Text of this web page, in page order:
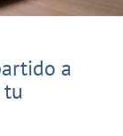
a
tu